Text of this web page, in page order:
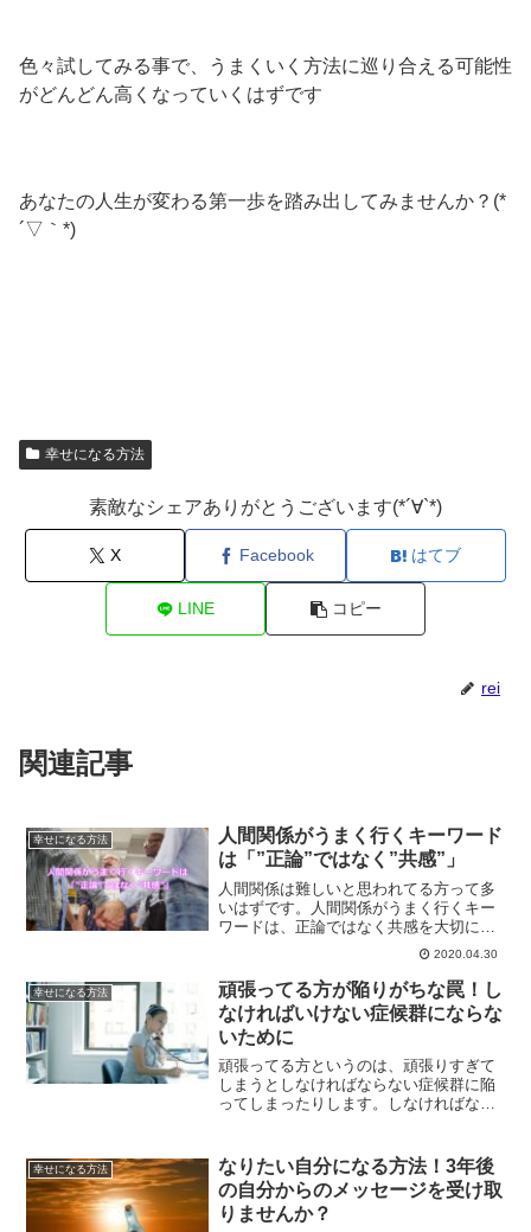
色々試してみる事で、うまくいく方法に巡り合える可能性
がどんどん高くなっていくはずです
あなたの人生が変わる第一歩を踏み出してみませんか？(*
´▽｀*)
幸せになる方法
素敵なシェアありがとうございます(*´∀`*)
X Facebook はてブ
LINE コピー
rei
関連記事
幸せになる方法
人間関係がうまく行くキーワード
は「”正論”ではなく”共感”」
人間関係は難しいと思われてる方って多
いはずです。人間関係がうまく行くキー
ワードは、正論ではなく共感を大切にす
ることです。どうすれば人間関係がうま
く行くか？解説していきます。
2020.04.30
幸せになる方法
頑張ってる方が陥りがちな罠！し
なければいけない症候群にならな
いために
頑張ってる方というのは、頑張りすぎて
しまうとしなければならない症候群に陥
ってしまったりします。しなければなら
す。
幸せになる方法
なりたい自分になる方法！3年後
の自分からのメッセージを受け取
りませんか？